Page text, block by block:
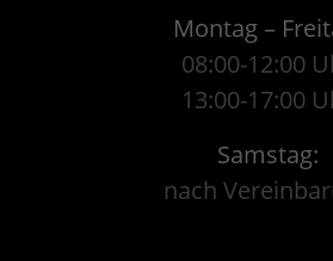
Montag –
08:00-12:00
13:00-17:00
Samstag:
nach